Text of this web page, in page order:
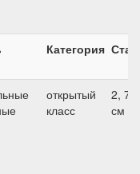
Категория
открытый
класс
2, 70
см